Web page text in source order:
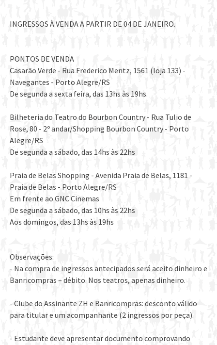
INGRESSOS À VENDA A PARTIR DE 04 DE JANEIRO.
PONTOS DE VENDA
Casarão Verde - Rua Frederico Mentz, 1561 (loja 133) -
Navegantes - Porto Alegre/RS
De segunda a sexta feira, das 13hs às 19hs.
Bilheteria do Teatro do Bourbon Country - Rua Tulio de
Rose, 80 - 2º andar/Shopping Bourbon Country - Porto
Alegre/RS
De segunda a sábado, das 14hs às 22hs
Praia de Belas Shopping - Avenida Praia de Belas, 1181 -
Praia de Belas - Porto Alegre/RS
Em frente ao GNC Cinemas
De segunda a sábado, das 10hs às 22hs
Aos domingos, das 13hs às 19hs
Observações:
- Na compra de ingressos antecipados será aceito dinheiro e
Banricompras – débito. Nos teatros, apenas dinheiro.
- Clube do Assinante ZH e Banricompras: desconto válido
para titular e um acompanhante (2 ingressos por peça).
- Estudante deve apresentar documento comprovando